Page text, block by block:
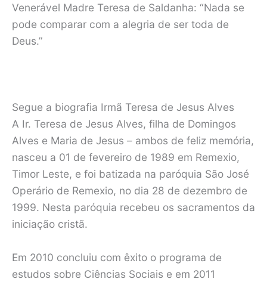
Venerável Madre Teresa de Saldanha: “Nada se
pode comparar com a alegria de ser toda de
Deus.”
Segue a biografia Irmã Teresa de Jesus Alves
A Ir. Teresa de Jesus Alves, filha de Domingos
Alves e Maria de Jesus – ambos de feliz memória,
nasceu a 01 de fevereiro de 1989 em Remexio,
Timor Leste, e foi batizada na paróquia São José
Operário de Remexio, no dia 28 de dezembro de
1999. Nesta paróquia recebeu os sacramentos da
iniciação cristã.
Em 2010 concluiu com êxito o programa de
estudos sobre Ciências Sociais e em 2011